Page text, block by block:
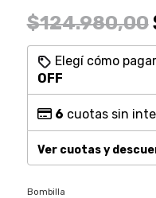
$124.980,00
Elegí cómo
OFF
6 cuotas sin
Ver cuotas y
Bombilla